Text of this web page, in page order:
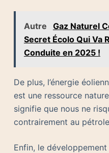
Autre
Gaz Naturel
Secret Écolo Qui Va
Conduite en 2025 !
De plus, l’énergie
est une ressource
signifie que nous ne
contrairement au
Enfin, le développement